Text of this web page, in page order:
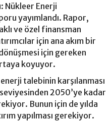
Nükleer Enerji
yayımlandı. Rapor,
ve özel finansman
için ana akım bir
dönüşmesi için gereken
koyuyor.
talebinin karşılanması
2050’ye kadar
Bunun için de yılda
yapılması gerekiyor.